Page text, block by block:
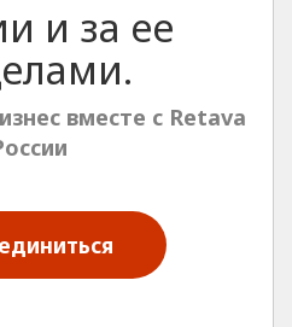
и за ее
вместе с Retava